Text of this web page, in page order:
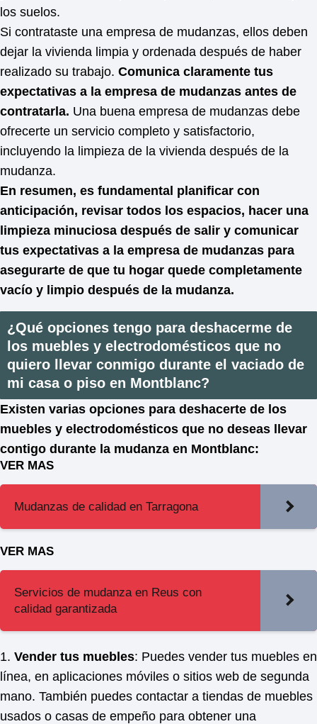
los suelos.
Si contrataste una empresa de mudanzas, ellos deben
dejar la vivienda limpia y ordenada después de haber
realizado su trabajo. Comunica claramente tus
expectativas a la empresa de mudanzas antes de
contratarla. Una buena empresa de mudanzas debe
ofrecerte un servicio completo y satisfactorio,
incluyendo la limpieza de la vivienda después de la
mudanza.
En resumen, es fundamental planificar con
anticipación, revisar todos los espacios, hacer una
limpieza minuciosa después de salir y comunicar
tus expectativas a la empresa de mudanzas para
asegurarte de que tu hogar quede completamente
vacío y limpio después de la mudanza.
¿Qué opciones tengo para deshacerme de
los muebles y electrodomésticos que no
quiero llevar conmigo durante el vaciado de
mi casa o piso en Montblanc?
Existen varias opciones para deshacerte de los
muebles y electrodomésticos que no deseas llevar
contigo durante la mudanza en Montblanc:
VER MAS
Mudanzas de calidad en Tarragona
VER MAS
Servicios de mudanza en Reus con
calidad garantizada
1. Vender tus muebles: Puedes vender tus muebles en
línea, en aplicaciones móviles o sitios web de segunda
mano. También puedes contactar a tiendas de muebles
usados o casas de empeño para obtener una